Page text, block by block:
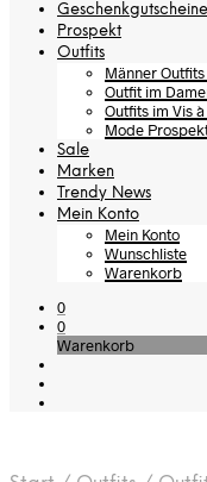
Geschenkgutscheine
Prospekt
Outfits
Männer
Outfit im
Outfits im Vis
Mode
Sale
Marken
Trendy News
Mein Konto
Mein Konto
Wunschliste
Warenkorb
0
0
Warenkorb